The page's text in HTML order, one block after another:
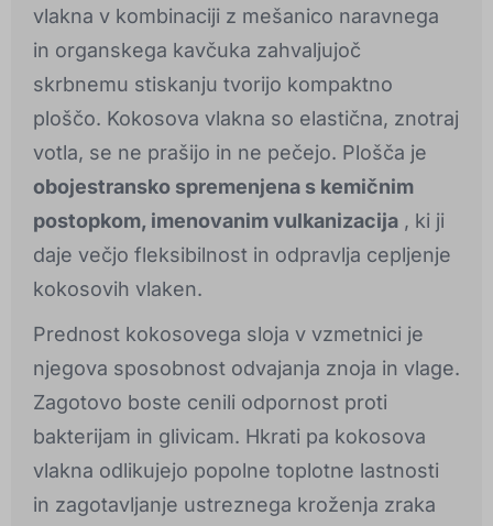
vlakna v kombinaciji z mešanico naravnega
in organskega kavčuka zahvaljujoč
skrbnemu stiskanju tvorijo kompaktno
ploščo. Kokosova vlakna so elastična, znotraj
votla, se ne prašijo in ne pečejo. Plošča je
obojestransko spremenjena s kemičnim
postopkom, imenovanim vulkanizacija , ki ji
daje večjo fleksibilnost in odpravlja cepljenje
kokosovih vlaken.
Prednost kokosovega sloja v vzmetnici je
njegova sposobnost odvajanja znoja in vlage.
Zagotovo boste cenili odpornost proti
bakterijam in glivicam. Hkrati pa kokosova
vlakna odlikujejo popolne toplotne lastnosti
in zagotavljanje ustreznega kroženja zraka